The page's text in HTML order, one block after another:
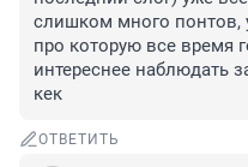
слишком много понтов,
про которую все время
интереснее наблюдать
кек
ОТВЕТИТЬ